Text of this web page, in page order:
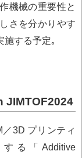
機械の重要性と
さを分かりやす
施する予定｡
JIMTOF2024
3D プリンティ
る「Additive